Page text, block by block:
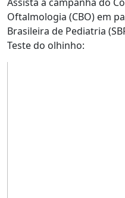
Oftalmologia (CBO) em
Brasileira de Pediatria
Teste do olhinho: